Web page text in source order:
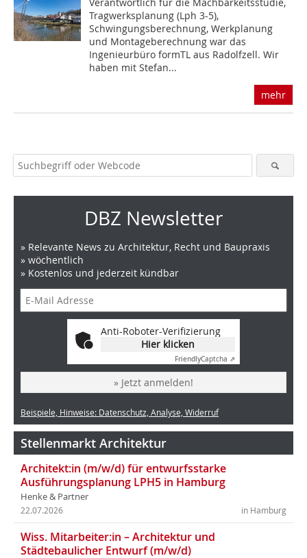
Verantwortlich für die Machbarkeitsstudie,
Tragwerksplanung (Lph 3-5),
Schwingungsberechnung, Werkplanung
und Montageberechnung war das
Ingenieurbüro formTL aus Radolfzell. Wir
haben mit Stefan...
mehr
DBZ Newsletter
» Relevante News zu Architektur, Recht und Baupraxis
» wöchentlich
» Kostenlos und jederzeit kündbar
Anti-Roboter-Verifizierung
Hier klicken
FriendlyCaptcha ⇗
» Jetzt anmelden!
Beispiele, Hinweise: Datenschutz, Analyse, Widerruf
Stellenmarkt Architektur
Architekt:in (m/w/d) für entwurfsstarke
Ausführungsplanung LPH5 in Hamburg
Henke & Partner
in Hamburg
22.07.2026
Wiss. Mitarbeiter:in – Architektur und
Städtebaulicher Entwurf (m/w/d)